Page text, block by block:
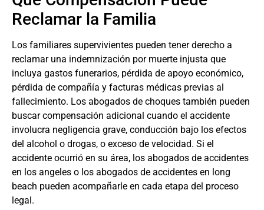
Reclamar la Familia
Los familiares supervivientes pueden tener derecho a
reclamar una indemnización por muerte injusta que
incluya gastos funerarios, pérdida de apoyo económico,
pérdida de compañía y facturas médicas previas al
fallecimiento. Los abogados de choques también pueden
buscar compensación adicional cuando el accidente
involucra negligencia grave, conducción bajo los efectos
del alcohol o drogas, o exceso de velocidad. Si el
accidente ocurrió en su área, los abogados de accidentes
en los angeles o los abogados de accidentes en long
beach pueden acompañarle en cada etapa del proceso
legal.